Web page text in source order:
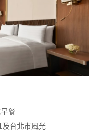
餐
及台北市風光